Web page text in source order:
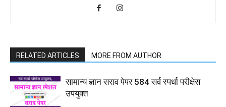
RELATED ARTICLES MORE FROM AUTHOR
सामान्य ज्ञान सराव पेपर 584 सर्व स्पर्धा परीक्षेस
उपयुक्त